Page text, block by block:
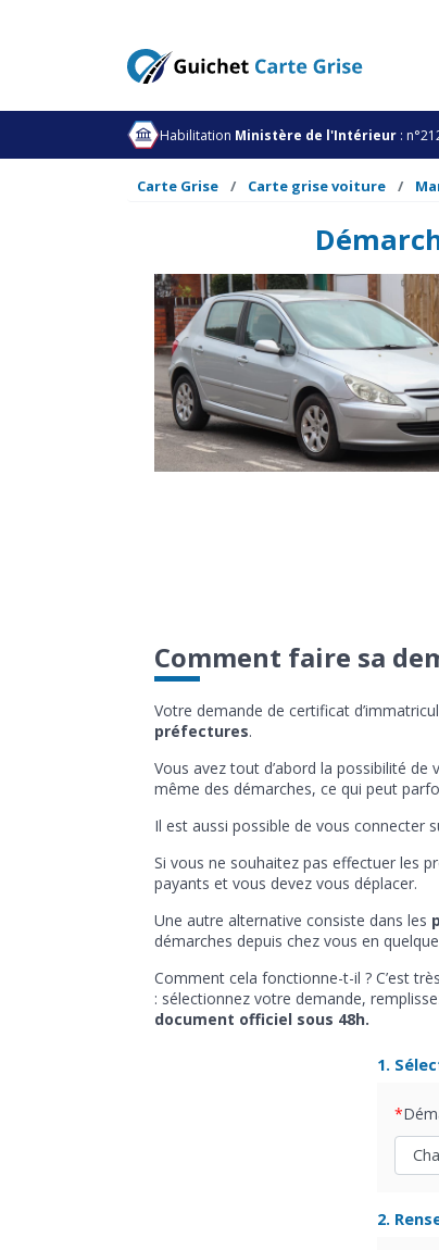
Habilitation Ministère de l'Intérieur :
Carte Grise Carte grise voiture
Comment faire sa
Votre demande de certificat
préfectures.
Vous avez tout d’abord la possibilité de
même des démarches, ce qui peut
Il est aussi possible de vous connecter
Si vous ne souhaitez pas effectuer les
payants et vous devez vous déplacer.
Une autre alternative consiste dans les
démarches depuis chez vous en
Comment cela fonctionne-t-il ? C’est
: sélectionnez votre demande,
document officiel sous 48h.
1.
2.